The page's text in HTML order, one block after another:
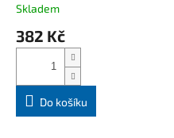
Skladem
382 Kč
Do košíku